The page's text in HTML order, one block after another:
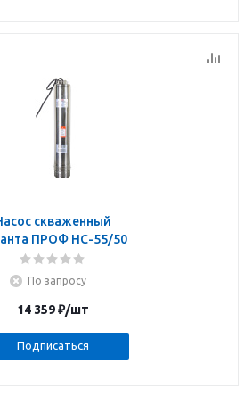
скваженный
ПРОФ НС-55/50
По запросу
14 359₽/шт
Подписаться